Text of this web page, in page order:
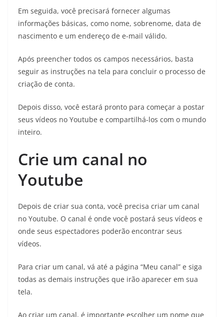
Em seguida, você precisará fornecer algumas
informações básicas, como nome, sobrenome, data de
nascimento e um endereço de e-mail válido.
Após preencher todos os campos necessários, basta
seguir as instruções na tela para concluir o processo de
criação de conta.
Depois disso, você estará pronto para começar a postar
seus vídeos no Youtube e compartilhá-los com o mundo
inteiro.
Crie um canal no
Youtube
Depois de criar sua conta, você precisa criar um canal
no Youtube. O canal é onde você postará seus vídeos e
onde seus espectadores poderão encontrar seus
vídeos.
Para criar um canal, vá até a página “Meu canal” e siga
todas as demais instruções que irão aparecer em sua
tela.
Ao criar um canal, é importante escolher um nome que